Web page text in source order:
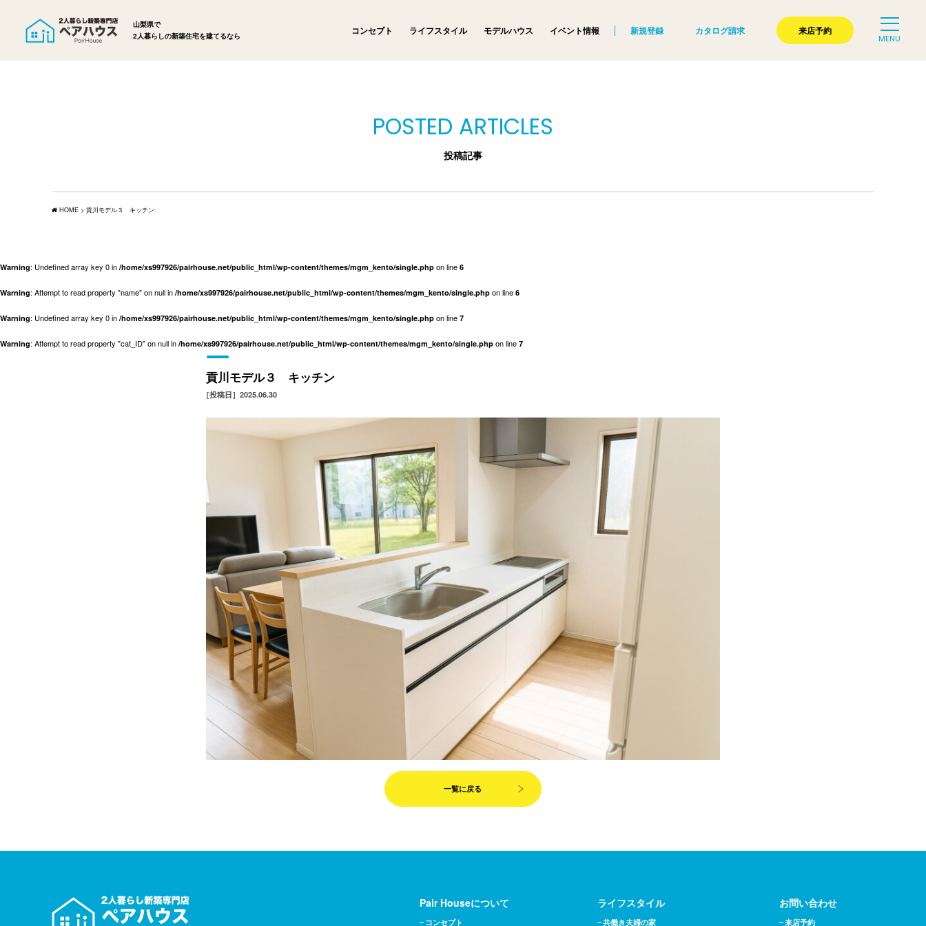
山梨県で
2人暮らしの新築住宅を建てるなら
コンセプト ライフスタイル モデルハウス イベント情報 新規登録 カタログ請求 来店予約
POSTED ARTICLES
投稿記事
HOME> 貢川モデル３ キッチン
Warning: Undefined array key 0 in /home/xs997926/pairhouse.net/public_html/wp-content/themes/mgm_kento/single.php on line 6
Warning: Attempt to read property "name" on null in /home/xs997926/pairhouse.net/public_html/wp-content/themes/mgm_kento/single.php on line 6
Warning: Undefined array key 0 in /home/xs997926/pairhouse.net/public_html/wp-content/themes/mgm_kento/single.php on line 7
Warning: Attempt to read property "cat_ID" on null in /home/xs997926/pairhouse.net/public_html/wp-content/themes/mgm_kento/single.php on line 7
貢川モデル３ キッチン
［投稿日］2025.06.30
一覧に戻る
Pair Houseについて
コンセプト
ライフスタイル
共働き夫婦の家
お問い合わせ
来店予約